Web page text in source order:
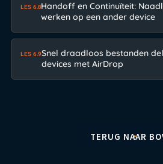
LES 6.8Handoff en Continuïteit:
werken op een ander device
LES 6.9Snel draadloos bestanden
devices met AirDrop
TERUG NAAR